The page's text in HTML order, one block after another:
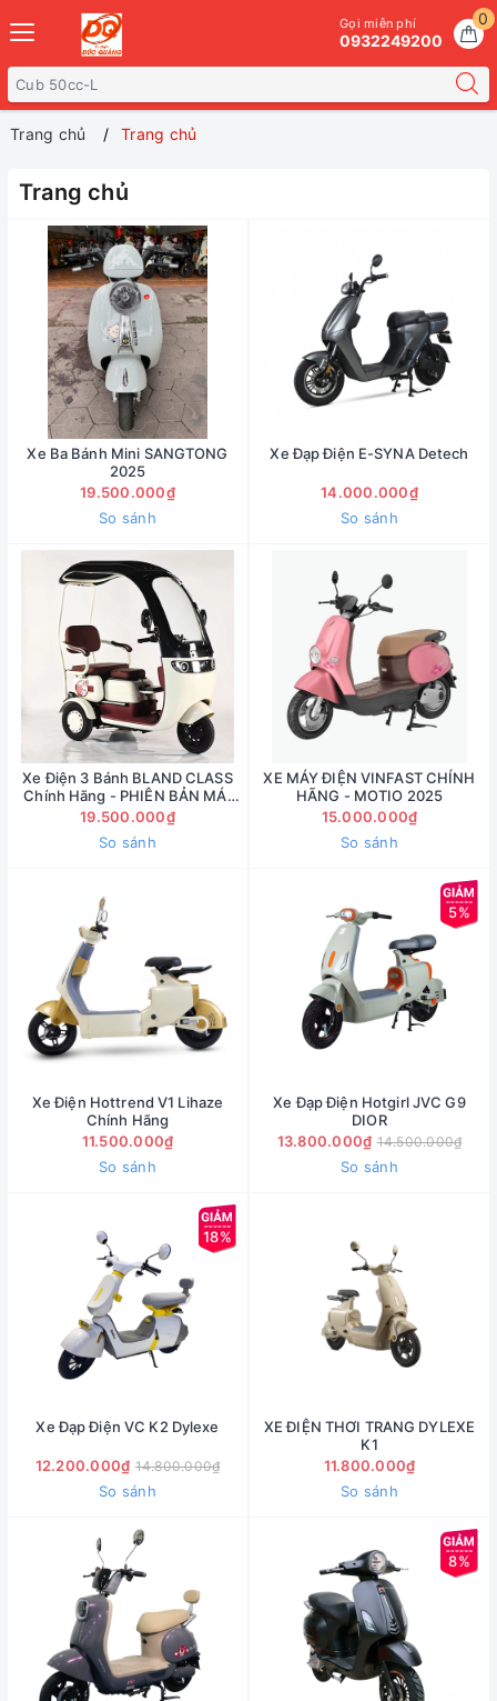
0
Gọi miễn phí
0932249200
Trang chủ Trang chủ
Trang chủ
Xe Ba Bánh Mini SANGTONG
2025
19.500.000₫
So sánh
Xe Đạp Điện E-SYNA Detech
14.000.000₫
So sánh
Xe Điện 3 Bánh BLAND CLASS
Chính Hãng - PHIÊN BẢN MÁI
CHE
19.500.000₫
So sánh
XE MÁY ĐIỆN VINFAST CHÍNH
HÃNG - MOTIO 2025
15.000.000₫
So sánh
Xe Điện Hottrend V1 Lihaze
Chính Hãng
11.500.000₫
So sánh
5%
Xe Đạp Điện Hotgirl JVC G9
DIOR
13.800.000₫ 14.500.000₫
So sánh
18%
Xe Đạp Điện VC K2 Dylexe
12.200.000₫ 14.800.000₫
So sánh
XE ĐIỆN THƠI TRANG DYLEXE
K1
11.800.000₫
So sánh
8%